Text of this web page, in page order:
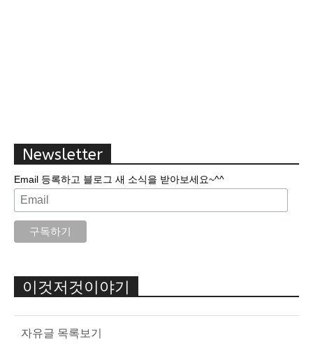
Newsletter
Email 등록하고 블로그 새 소식을 받아보세요~^^
이것저것이야기
자유글 목록보기